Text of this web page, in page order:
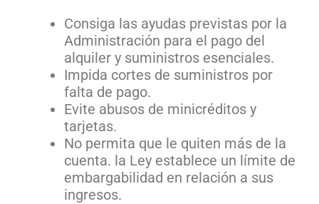
Consiga las ayudas previstas por la
Administración para el pago del
alquiler y suministros esenciales.
Impida cortes de suministros por
falta de pago.
Evite abusos de minicréditos y
tarjetas.
No permita que le quiten más de la
cuenta. la Ley establece un límite de
embargabilidad en relación a sus
ingresos.